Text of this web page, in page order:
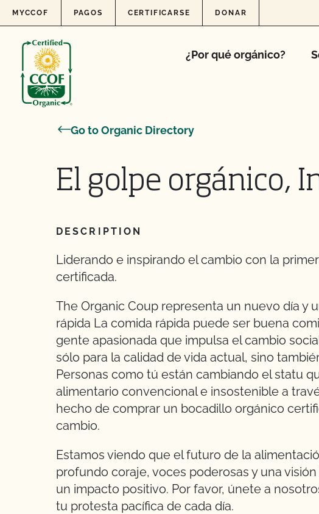
Skip to content
MYCCOF PAGOS CERTIFICARSE DONAR
¿Por qué orgánico?
Go to Organic Directory
El golpe orgánico,
DESCRIPTION
Liderando e inspirando el cambio con la
certificada.
The Organic Coup representa un nuevo día y
rápida La comida rápida puede ser buena
gente apasionada que impulsa el cambio
sólo para la calidad de vida actual, sino
Personas como tú están cambiando el statu
alimentario convencional e insostenible a
hecho de comprar un bocadillo orgánico
cambio.
Estamos viendo que el futuro de la
profundo coraje, voces poderosas y una
un impacto positivo. Por favor, únete a
tu protesta pacífica de cada día.